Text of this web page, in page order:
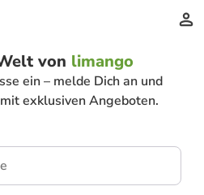
von limango
ein – melde Dich an und
exklusiven Angeboten.